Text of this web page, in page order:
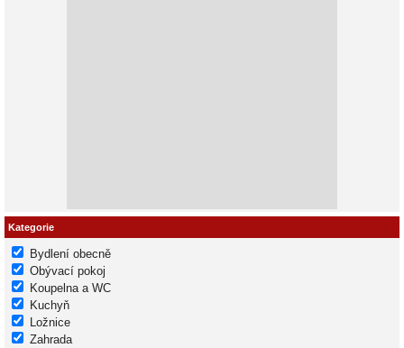
Kategorie
Bydlení obecně
Obývací pokoj
Koupelna a WC
Kuchyň
Ložnice
Zahrada